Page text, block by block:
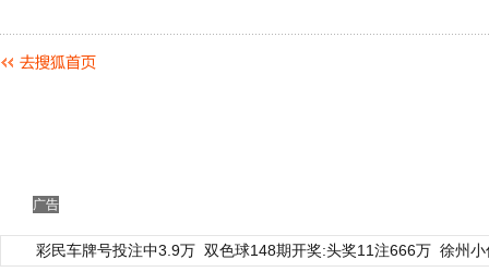
广告
彩民车牌号投注中3.9万 双色球148期开奖:头奖11注666万 徐州